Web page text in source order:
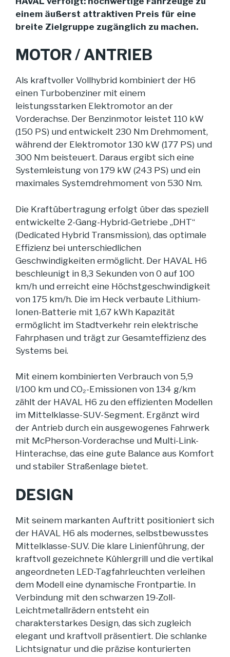
einem äußerst attraktiven Preis für eine
breite Zielgruppe zugänglich zu machen.
MOTOR / ANTRIEB
Als kraftvoller Vollhybrid kombiniert der H6
einen Turbobenziner mit einem
leistungsstarken Elektromotor an der
Vorderachse. Der Benzinmotor leistet 110 kW
(150 PS) und entwickelt 230 Nm Drehmoment,
während der Elektromotor 130 kW (177 PS) und
300 Nm beisteuert. Daraus ergibt sich eine
Systemleistung von 179 kW (243 PS) und ein
maximales Systemdrehmoment von 530 Nm.
Die Kraftübertragung erfolgt über das speziell
entwickelte 2-Gang-Hybrid-Getriebe „DHT“
(Dedicated Hybrid Transmission), das optimale
Effizienz bei unterschiedlichen
Geschwindigkeiten ermöglicht. Der HAVAL H6
beschleunigt in 8,3 Sekunden von 0 auf 100
km/h und erreicht eine Höchstgeschwindigkeit
von 175 km/h. Die im Heck verbaute Lithium-
Ionen-Batterie mit 1,67 kWh Kapazität
ermöglicht im Stadtverkehr rein elektrische
Fahrphasen und trägt zur Gesamteffizienz des
Systems bei.
Mit einem kombinierten Verbrauch von 5,9
l/100 km und CO₂-Emissionen von 134 g/km
zählt der HAVAL H6 zu den effizienten Modellen
im Mittelklasse-SUV-Segment. Ergänzt wird
der Antrieb durch ein ausgewogenes Fahrwerk
mit McPherson-Vorderachse und Multi-Link-
Hinterachse, das eine gute Balance aus Komfort
und stabiler Straßenlage bietet.
DESIGN
Mit seinem markanten Auftritt positioniert sich
der HAVAL H6 als modernes, selbstbewusstes
Mittelklasse-SUV. Die klare Linienführung, der
kraftvoll gezeichnete Kühlergrill und die vertikal
angeordneten LED-Tagfahrleuchten verleihen
dem Modell eine dynamische Frontpartie. In
Verbindung mit den schwarzen 19-Zoll-
Leichtmetallrädern entsteht ein
charakterstarkes Design, das sich zugleich
elegant und kraftvoll präsentiert. Die schlanke
Lichtsignatur und die präzise konturierten